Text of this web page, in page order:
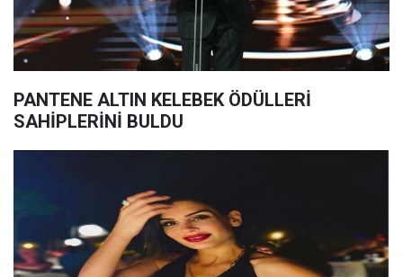
PANTENE ALTIN KELEBEK ÖDÜLLERİ
SAHİPLERİNİ BULDU